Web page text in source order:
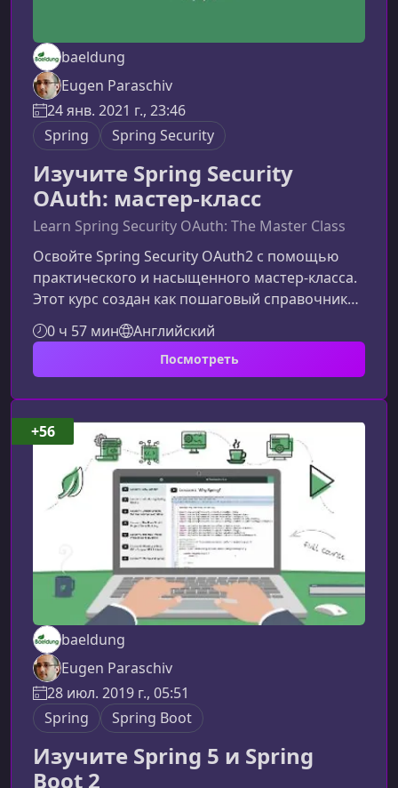
baeldung
Eugen Paraschiv
24 янв. 2021 г., 23:46
Spring
Spring Security
Изучите Spring Security
OAuth: мастер-класс
Learn Spring Security OAuth: The Master Class
Освойте Spring Security OAuth2 с помощью
практического и насыщенного мастер‑класса.
Этот курс создан как пошаговый справочник
для разработчиков, которым необходимо
безопасно и правильно внедрять OAuth2 в
Spring‑приложениях — от базовых концепций
вас ждёт в курсеМатериал подаётся системно:
каждый модуль раскрывает ключевую часть
OAuth2 и её интеграцию в Spring Security,
дополняя теорию полноценными практ
0 ч 57 мин Английский
Посмотреть
baeldung
Eugen Paraschiv
28 июл. 2019 г., 05:51
Spring
Spring Boot
Изучите Spring 5 и Spring
Boot 2
+56